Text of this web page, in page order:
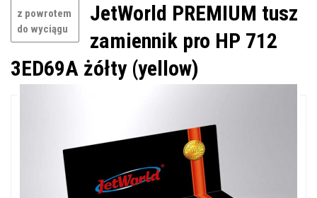
z powrotem
do wyciągu
JetWorld PREMIUM tusz
zamiennik pro HP 712
3ED69A żółty (yellow)